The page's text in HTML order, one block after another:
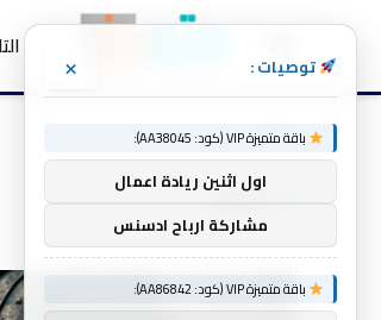
الرئيسية انتخاب
انتخاب
توصيات : ×
باقة متميزة VIP (كود: AA38045):
اول اثنين ريادة اعمال
مشاركة ارباح ادسنس
باقة متميزة VIP (كود: AA86842):